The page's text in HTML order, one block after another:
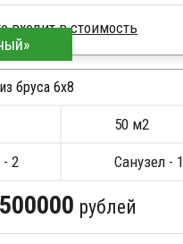
50х200 мм
гвозди
нагеля, джут
бруса 6x8
50 м2
2 Санузел - 1
рублей